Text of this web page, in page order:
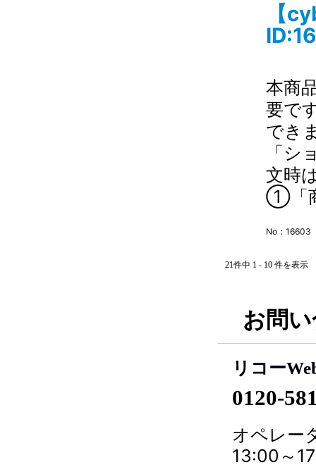
【
本商
要で
でき
「シ
文時
①「
No：16603
21件中 1 - 10 件を表示
お問
リコー
0120-
オペレー
13:00～